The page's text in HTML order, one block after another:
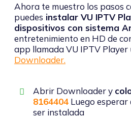
Ahora te muestro los pasos
puedes instalar VU IPTV
dispositivos con sistema
entretenimiento en HD de
app llamada VU IPTV Player
Downloader.
Abrir Downloader y
8164404 Luego
ser instalada